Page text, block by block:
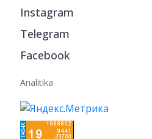
Instagram
Telegram
Facebook
Analitika